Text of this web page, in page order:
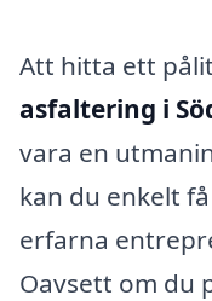
Att hitta ett
asfaltering i
vara en
kan du enkelt
erfarna
Oavsett om du